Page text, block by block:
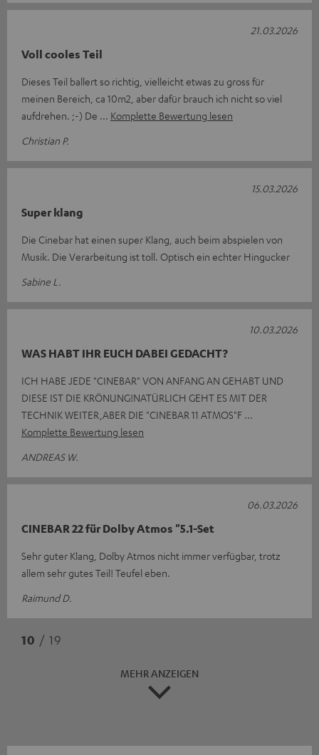
Voll cooles Teil
Dieses Teil ballert so richtig, vielleicht etwas zu gross für
meinen Bereich, ca 10m2, aber dafür brauch ich nicht so viel
aufdrehen. ;-) De
Komplette Bewertung lesen
Christian P.
21.03.2026
Super klang
Die Cinebar hat einen super Klang, auch beim abspielen von
Musik. Die Verarbeitung ist toll. Optisch ein echter Hingucker
Sabine L.
15.03.2026
WAS HABT IHR EUCH DABEI GEDACHT?
ICH HABE JEDE "CINEBAR" VON ANFANG AN GEHABT UND
DIESE IST DIE KRÖNUNG!NATÜRLICH GEHT ES MIT DER
TECHNIK WEITER,ABER DIE "CINEBAR 11 ATMOS"F
Komplette Bewertung lesen
ANDREAS W.
10.03.2026
CINEBAR 22 für Dolby Atmos "5.1-Set
Sehr guter Klang, Dolby Atmos nicht immer verfügbar, trotz
allem sehr gutes Teil! Teufel eben.
Raimund D.
06.03.2026
10 / 19
MEHR ANZEIGEN